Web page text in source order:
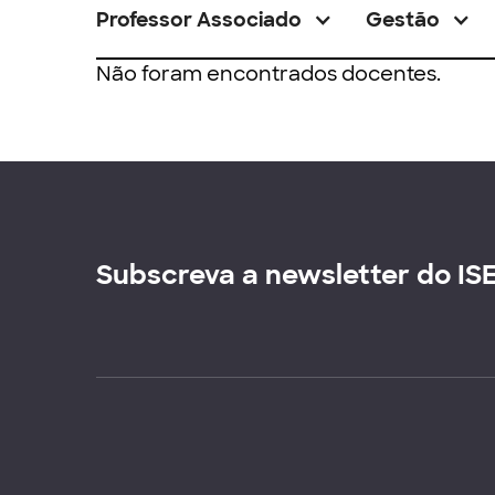
Professor Associado Gestão
Não foram encontrados docentes.
Subscreva a newsletter do